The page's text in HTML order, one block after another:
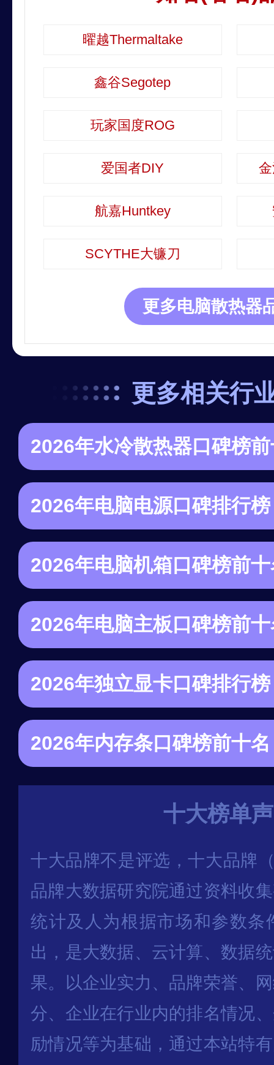
曜越Thermaltake
鑫谷Segotep
玩家国度ROG
爱国者DIY
航嘉Huntkey
SCYTHE大镰刀
更多电脑散热器
更多相关行
十大榜单
十大品牌不是评选，十大品牌
品牌大数据研究院通过资料收
统计及人为根据市场和参数条
出，是大数据、云计算、数据
果。以企业实力、品牌荣誉、
分、企业在行业内的排名情况
励情况等为基础，通过本站特